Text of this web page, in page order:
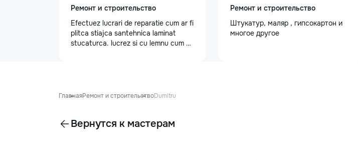
Ремонт и строительство
Efectuez lucrari de reparatie cum ar fi
plitca stiajca santehnica laminat
stucaturca. lucrez si cu lemnu cum ar
Ремонт и строительство
Штукатур, маляр , гипсокартон и
многое другое
ГлавнаяРемонт и строительствоDumitru
Вернутся к мастерам